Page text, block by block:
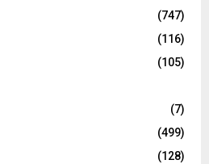
(747)
(116)
(105)
(7)
(499)
(128)